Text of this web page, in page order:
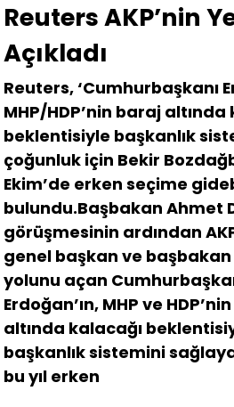
Reuters AKP’nin
Açıkladı
Reuters, ‘Cumhurbaşkanı
MHP/HDP’nin baraj altında
beklentisiyle başkanlık
çoğunluk için Bekir
Ekim’de erken seçime
bulundu.Başbakan Ahmet
görüşmesinin ardından
genel başkan ve
yolunu açan
Erdoğan’ın, MHP ve
altında kalacağı
başkanlık sistemini
bu yıl erken